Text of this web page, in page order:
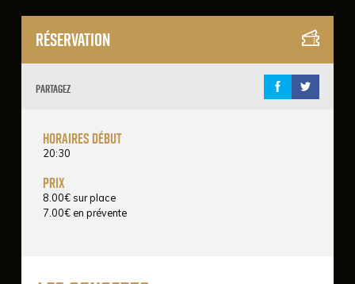
Réservation
Partagez
horaires début
20:30
prix
8.00€ sur place
7.00€ en prévente